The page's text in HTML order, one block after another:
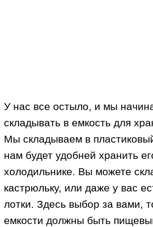
У нас все остыло, и мы
складывать в емкость для
Мы складываем в
нам будет удобней хранить
холодильнике. Вы можете
кастрюльку, или даже у вас
лотки. Здесь выбор за вами,
емкости должны быть